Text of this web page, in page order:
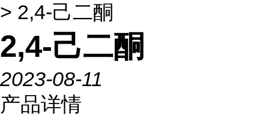
> 2,4-己二酮
2,4-己二酮
2023-08-11
产品详情